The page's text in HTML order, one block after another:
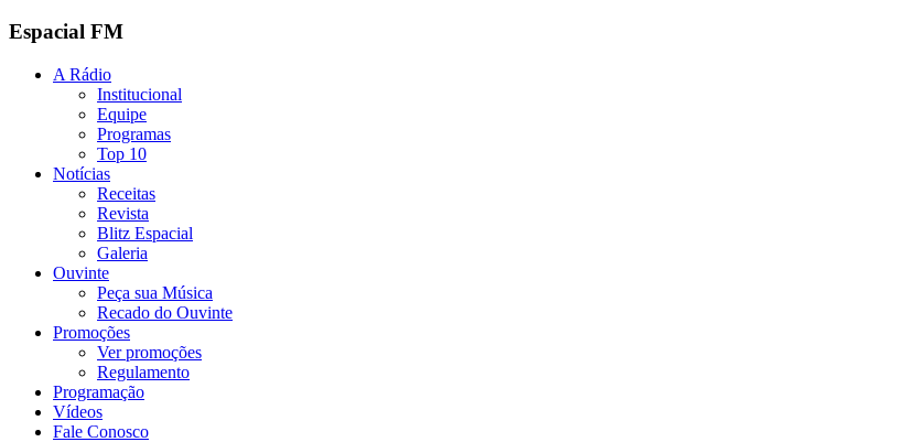
Espacial FM
A Rádio
Institucional
Equipe
Programas
Top 10
Notícias
Receitas
Revista
Blitz Espacial
Galeria
Ouvinte
Peça sua Música
Recado do Ouvinte
Promoções
Ver promoções
Regulamento
Programação
Vídeos
Fale Conosco